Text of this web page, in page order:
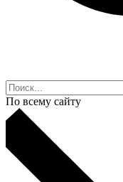
По всему сайту